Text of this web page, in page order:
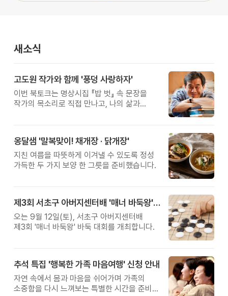
새소식
고도원 작가와 함께 '풍덩 사랑하자'
이번 북토크는 명상시집 『밥 벗』 속 문장을
작가의 목소리로 직접 만나고, 나의 삶과
옹달샘 '말복맞이! 채개장 · 닭개장'
지친 여름을 따뜻하게 이겨낼 수 있도록 정성
가득한 두 가지 보양 한 그릇을 준비했습니다.
제3회 서초구 아버지센터배 '매너 바둑왕' 대회
오는 9월 12일(토), 서초구 아버지센터배
제3회 '매너 바둑왕' 바둑 대회를 개최합니다.
추석 특집 '행복한 가족 마음여행' 신청 안내
자연 속에서 몸과 마음을 쉬어가며 가족의
소중함을 다시 느껴보는 특별한 시간을 준비해